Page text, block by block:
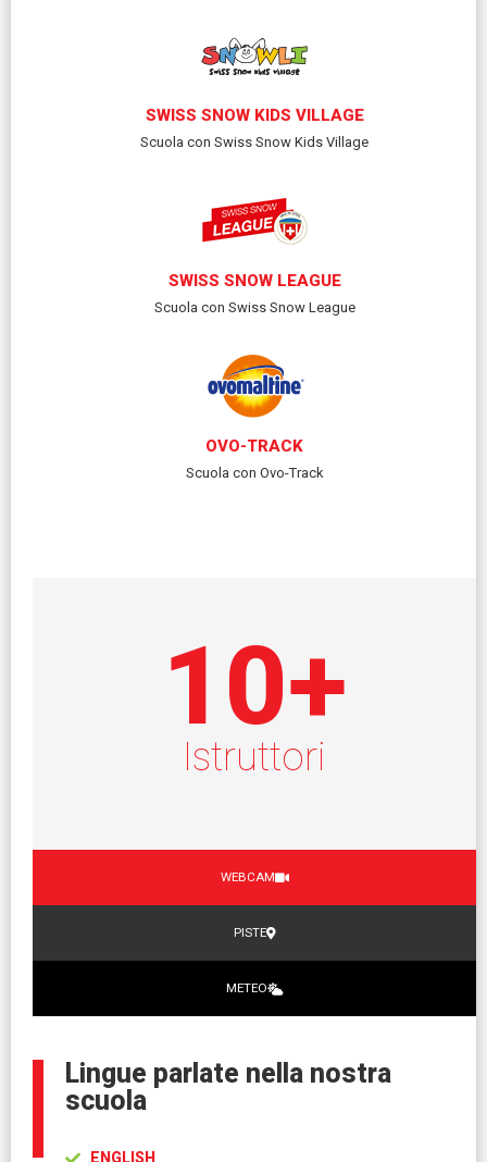
SWISS SNOW KIDS VILLAGE
Scuola con Swiss Snow Kids Village
SWISS SNOW LEAGUE
Scuola con Swiss Snow League
OVO-TRACK
Scuola con Ovo-Track
Istruttori
10+
WEBCAM
PISTE
METEO
Lingue parlate nella nostra
scuola
ENGLISH